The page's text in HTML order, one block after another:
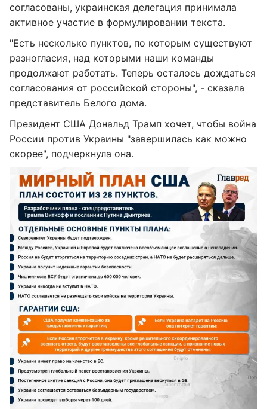
согласованы, украинская делегация принимала
активное участие в формулировании текста.
"Есть несколько пунктов, по которым существуют
разногласия, над которыми наши команды
продолжают работать. Теперь осталось дождаться
согласования от российской стороны", - сказала
представитель Белого дома.
Президент США Дональд Трамп хочет, чтобы война
России против Украины "завершилась как можно
скорее", подчеркнула она.